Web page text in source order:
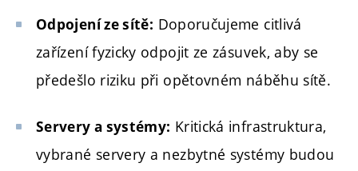
Odpojení ze sítě: Doporučujeme citlivá
zařízení fyzicky odpojit ze zásuvek, aby se
předešlo riziku při opětovném náběhu sítě.
Servery a systémy: Kritická infrastruktura,
vybrané servery a nezbytné systémy budou